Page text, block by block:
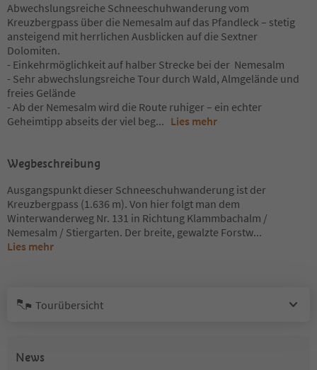
Abwechslungsreiche Schneeschuhwanderung vom
Kreuzbergpass über die Nemesalm auf das Pfandleck – stetig
ansteigend mit herrlichen Ausblicken auf die Sextner
Dolomiten.
- Einkehrmöglichkeit auf halber Strecke bei der Nemesalm
- Sehr abwechslungsreiche Tour durch Wald, Almgelände und
freies Gelände
- Ab der Nemesalm wird die Route ruhiger – ein echter
Geheimtipp abseits der viel beg... Lies mehr
Wegbeschreibung
Ausgangspunkt dieser Schneeschuhwanderung ist der
Kreuzbergpass (1.636 m). Von hier folgt man dem
Winterwanderweg Nr. 131 in Richtung Klammbachalm /
Nemesalm / Stiergarten. Der breite, gewalzte Forstw...
Lies mehr
Tourübersicht
News